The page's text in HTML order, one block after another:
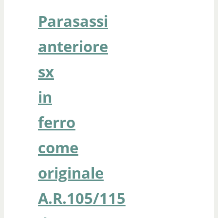
Parasassi
anteriore
sx
in
ferro
come
originale
A.R.105/115